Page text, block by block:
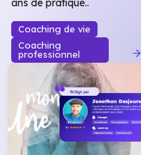
ans de pratique..
Coaching de vie
Coaching
professionnel